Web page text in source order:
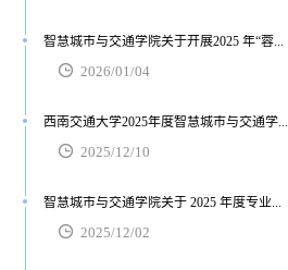
智慧城市与交通学院关于开展2025 年“蓉...
2026/01/04
西南交通大学2025年度智慧城市与交通学...
2025/12/10
智慧城市与交通学院关于 2025 年度专业...
2025/12/02